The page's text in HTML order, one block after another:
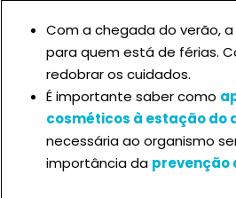
Com a chegada do verão,
para quem está de férias.
redobrar os cuidados.
É importante saber como
cosméticos à estação do
necessária ao organismo
importância da prevenção